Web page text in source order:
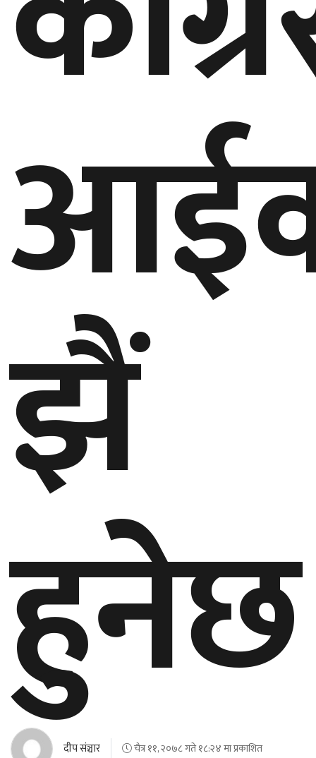
झैं
हुनेछ
दीप संञ्चार चैत्र ११, २०७८ गते १८:२४ मा प्रकाशित